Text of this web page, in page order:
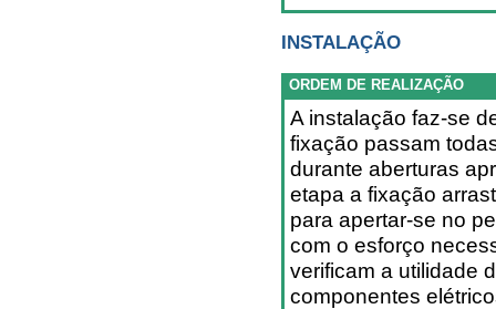
INSTALAÇÃO
ORDEM DE REALIZAÇÃO
A instalação faz-se
fixação passam
durante aberturas
etapa a fixação
para apertar-se no
com o esforço
verificam a utilidade
componentes